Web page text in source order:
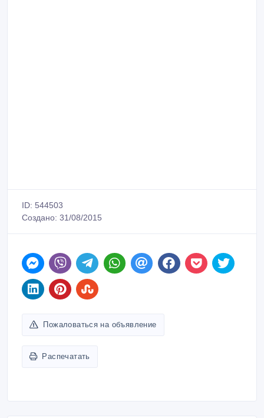
ID: 544503
Создано: 31/08/2015
Пожаловаться на объявление
Распечатать